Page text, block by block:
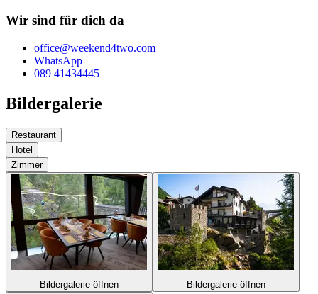
Wir sind für dich da
office@weekend4two.com
WhatsApp
089 41434445
Bildergalerie
Restaurant
Hotel
Zimmer
Bildergalerie öffnen Bildergalerie öffnen